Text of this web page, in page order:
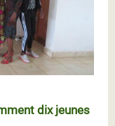
dix jeunes